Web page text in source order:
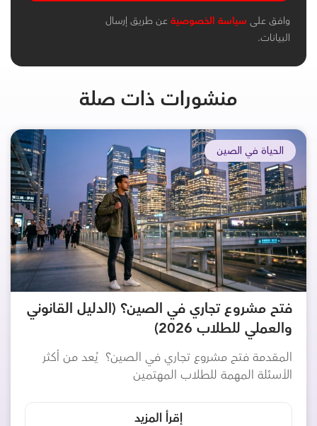
وافق على سياسة الخصوصيةعن طريق إرسال
البيانات.
منشورات ذات صلة
الحياة في الصين
فتح مشروع تجاري في الصين؟ (الدليل القانوني
والعملي للطلاب 2026)
المقدمة فتح مشروع تجاري في الصين؟ يُعد من أكثر
الأسئلة المهمة للطلاب المهتمين
إقرأ المزيد